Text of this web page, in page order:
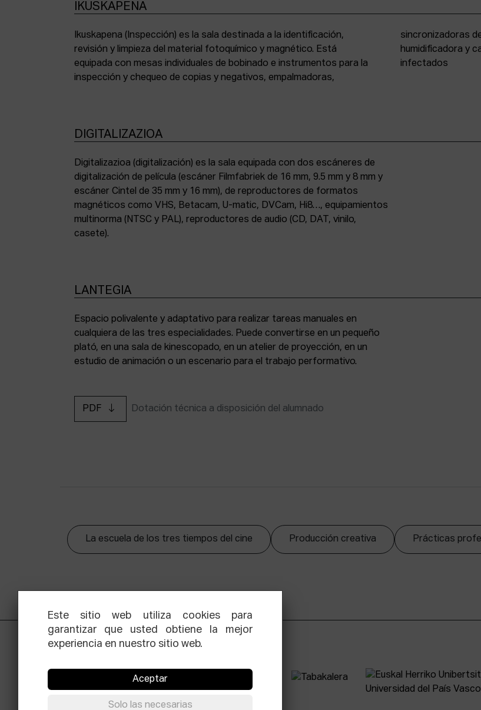
IKUSKAPENA
Ikuskapena (Inspección) es la sala destinada a la identificación,
revisión y limpieza del material fotoquímico y magnético. Está
equipada con mesas individuales de bobinado e instrumentos para la
inspección y chequeo de copias y negativos, empalmadoras,
sincronizadoras de sonido, moviolas de pequeño formato, cámara
humidificadora y campana extractora de laboratorio para materiales
infectados
DIGITALIZAZIOA
Digitalizazioa (digitalización) es la sala equipada con dos escáneres de
digitalización de película (escáner Filmfabriek de 16 mm, 9.5 mm y 8 mm y
escáner Cintel de 35 mm y 16 mm), de reproductores de formatos
magnéticos como VHS, Betacam, U-matic, DVCam, Hi8…, equipamientos
multinorma (NTSC y PAL), reproductores de audio (CD, DAT, vinilo,
casete).
LANTEGIA
Espacio polivalente y adaptativo para realizar tareas manuales en
cualquiera de las tres especialidades. Puede convertirse en un pequeño
plató, en una sala de kinescopado, en un atelier de proyección, en un
estudio de animación o un escenario para el trabajo performativo.
PDF Dotación técnica a disposición del alumnado
La escuela de los tres tiempos del cine Producción creativa Prácticas
Este sitio web utiliza cookies para
garantizar que usted obtiene la mejor
experiencia en nuestro sitio web.
Aceptar
Solo las necesarias